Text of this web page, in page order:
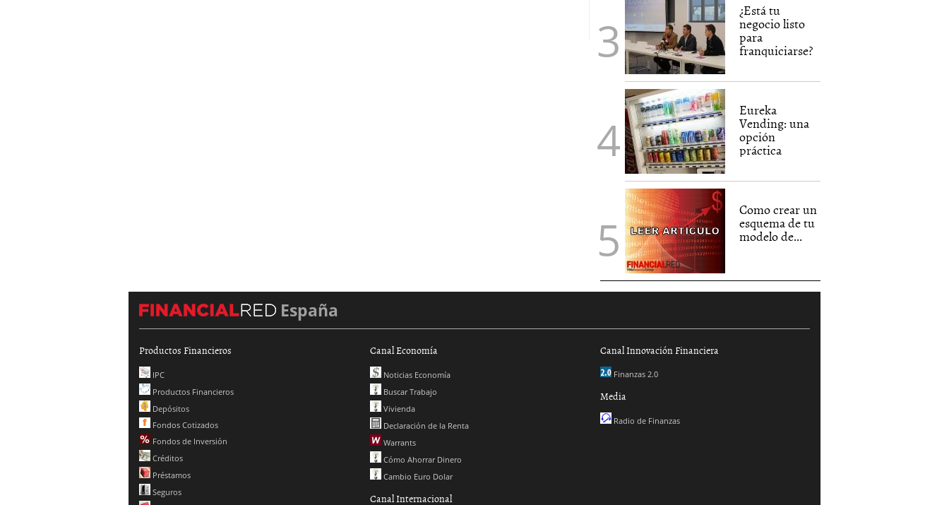
¿Está tu
negocio listo
para
franquiciarse?
Eureka
Vending: una
opción
práctica
Como crear un
esquema de tu
modelo de...
España
Productos Financieros
IPC
Productos Financieros
Depósitos
Fondos Cotizados
Fondos de Inversión
Créditos
Préstamos
Seguros
Canal Economía
Noticias Economía
Buscar Trabajo
Vivienda
Declaración de la Renta
Warrants
Cómo Ahorrar Dinero
Cambio Euro Dolar
Canal Internacional
Canal Innovación Financiera
Finanzas 2.0
Media
Radio de Finanzas